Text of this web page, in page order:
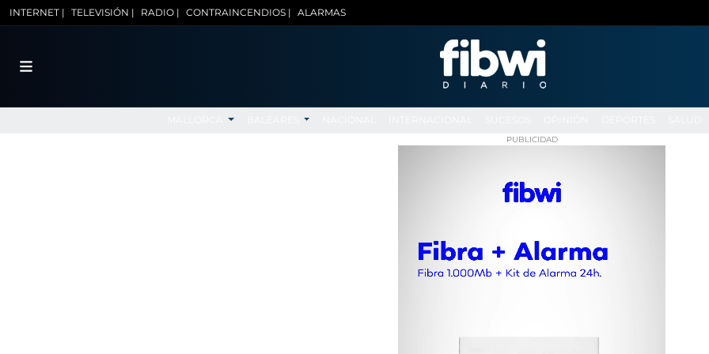
INTERNET | TELEVISIÓN | RADIO | CONTRAINCENDIOS | ALARMAS